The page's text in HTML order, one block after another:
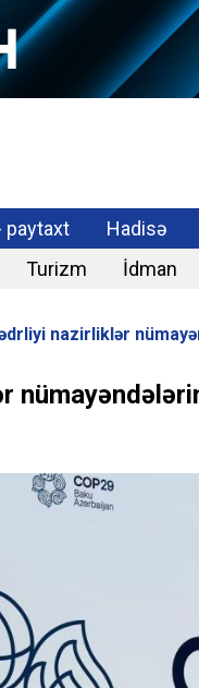
paytaxt Hadisə
Turizm İdman
nazirliklər